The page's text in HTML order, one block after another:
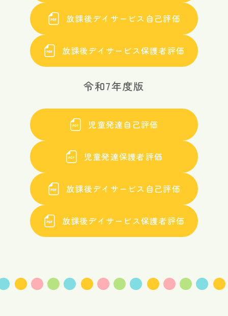
放課後デイサービス自己評価
放課後デイサービス保護者評価
令和7年度版
児童発達自己評価
児童発達保護者評価
放課後デイサービス自己評価
放課後デイサービス保護者評価